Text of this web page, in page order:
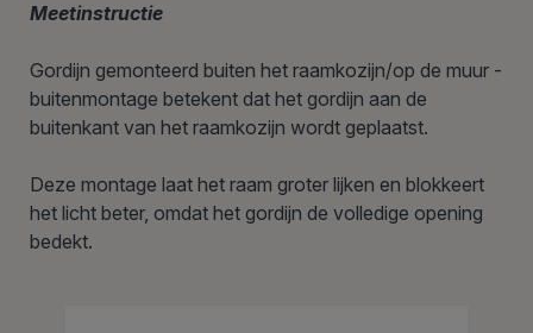
Meetinstructie
Gordijn gemonteerd buiten het raamkozijn/op de muur -
buitenmontage betekent dat het gordijn aan de
buitenkant van het raamkozijn wordt geplaatst.
Deze montage laat het raam groter lijken en blokkeert
het licht beter, omdat het gordijn de volledige opening
bedekt.